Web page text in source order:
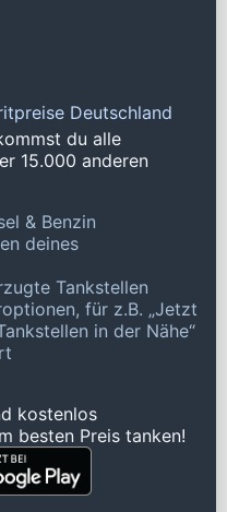
Deutschland
du alle
15.000 anderen
& Benzin
deines
Tankstellen
für z.B. „Jetzt
in der Nähe“
kostenlos
besten Preis tanken!